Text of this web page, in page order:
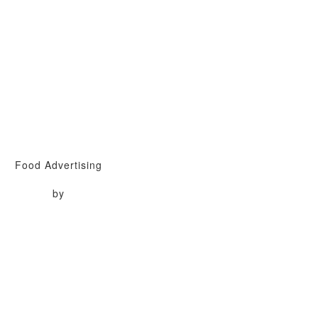
Food Advertising
by